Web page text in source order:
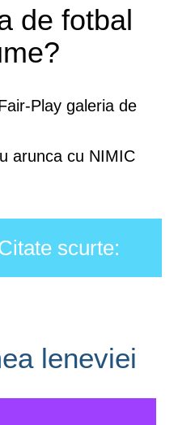
de fotbal
Play galeria de
arunca cu NIMIC
scurte:
leneviei